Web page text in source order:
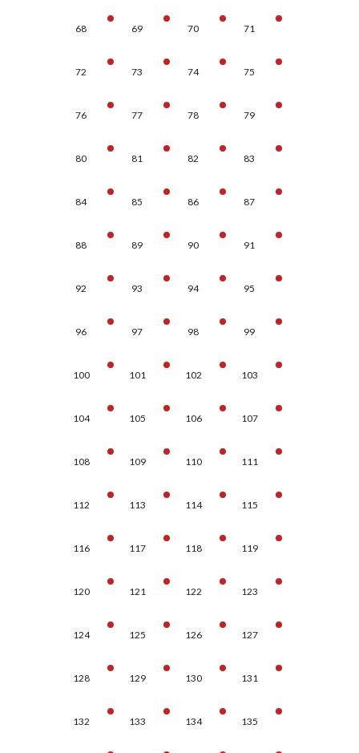
68 69 70 71
72 73 74 75
76 77 78 79
80 81 82 83
84 85 86 87
88 89 90 91
92 93 94 95
96 97 98 99
100 101 102 103
104 105 106 107
108 109 110 111
112 113 114 115
116 117 118 119
120 121 122 123
124 125 126 127
128 129 130 131
132 133 134 135